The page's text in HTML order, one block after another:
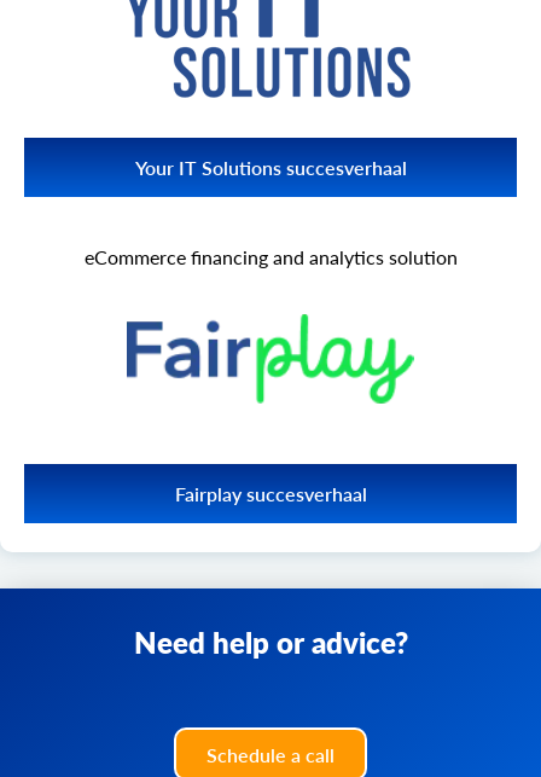
Lees meer ZigZag
Your IT Solutions succesverhaal
commerceplatforms via API2Cart uw IT-afdeling heeft geholpen
Lees meer over uw IT-oplossingen
eCommerce financing and analytics solution
Fairplay succesverhaal
Ontdek hoe de integratie met meer dan 70 e-
Need help or advice?
Schedule a call